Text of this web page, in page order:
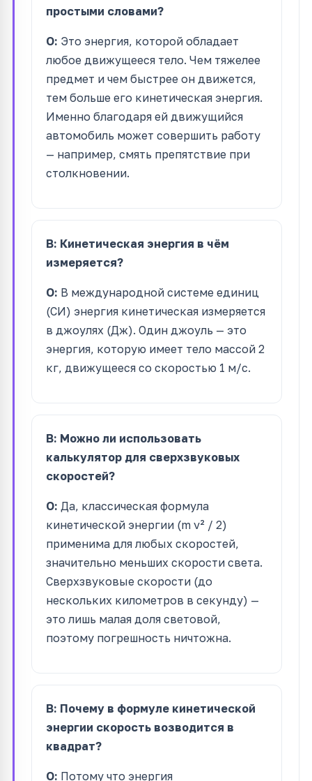
простыми словами?
О: Это энергия, которой обладает
любое движущееся тело. Чем тяжелее
предмет и чем быстрее он движется,
тем больше его кинетическая энергия.
Именно благодаря ей движущийся
автомобиль может совершить работу
— например, смять препятствие при
столкновении.
В: Кинетическая энергия в чём
измеряется?
О: В международной системе единиц
(СИ) энергия кинетическая измеряется
в джоулях (Дж). Один джоуль — это
энергия, которую имеет тело массой 2
кг, движущееся со скоростью 1 м/с.
В: Можно ли использовать
калькулятор для сверхзвуковых
скоростей?
О: Да, классическая формула
кинетической энергии (m v² / 2)
применима для любых скоростей,
значительно меньших скорости света.
Сверхзвуковые скорости (до
нескольких километров в секунду) —
это лишь малая доля световой,
поэтому погрешность ничтожна.
В: Почему в формуле кинетической
энергии скорость возводится в
квадрат?
О: Потому что энергия